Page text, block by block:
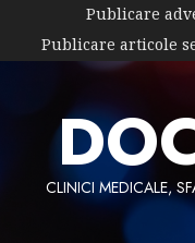
content
Publicare
Publicare articole
CLINICI MEDICALE,